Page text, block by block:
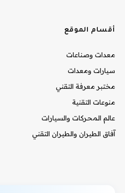
أقسام الموقع
معدات وصناعات
سيارات ومعدات
مختبر معرفة التقني
منوعات التقنية
عالم المحركات والسيارات
آفاق الطيران والطيران التقني